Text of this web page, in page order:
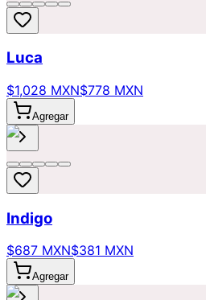
Luca
$1,028 MXN$778 MXN
Agregar
Indigo
$687 MXN$381 MXN
Agregar